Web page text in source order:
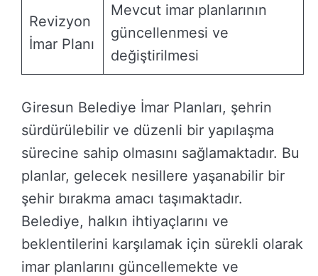
Revizyon
İmar Planı
Mevcut imar planlarının
güncellenmesi ve
değiştirilmesi
Giresun Belediye İmar Planları, şehrin
sürdürülebilir ve düzenli bir yapılaşma
sürecine sahip olmasını sağlamaktadır. Bu
planlar, gelecek nesillere yaşanabilir bir
şehir bırakma amacı taşımaktadır.
Belediye, halkın ihtiyaçlarını ve
beklentilerini karşılamak için sürekli olarak
imar planlarını güncellemekte ve